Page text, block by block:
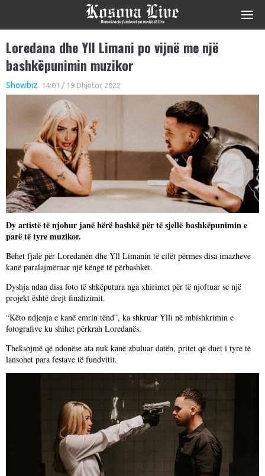
Loredana dhe Yll Limani po vijnë me një
bashkëpunimin muzikor
Showbiz 14:01 / 19 Dhjetor 2022
Dy artistë të njohur janë bërë bashkë për të sjellë bashkëpunimin e
parë të tyre muzikor.
Bëhet fjalë për Loredanën dhe Yll Limanin të cilët përmes disa imazheve
kanë paralajmëruar një këngë të përbashkët.
Dyshja ndan disa foto të shkëputura nga xhirimet për të njoftuar se një
projekt është drejt finalizimit.
“Këto ndjenja e kanë emrin tënd”, ka shkruar Ylli në mbishkrimin e
fotografive ku shihet përkrah Loredanës.
Theksojmë që ndonëse ata nuk kanë zbuluar datën, pritet që duet i tyre të
lansohet para festave të fundvitit.